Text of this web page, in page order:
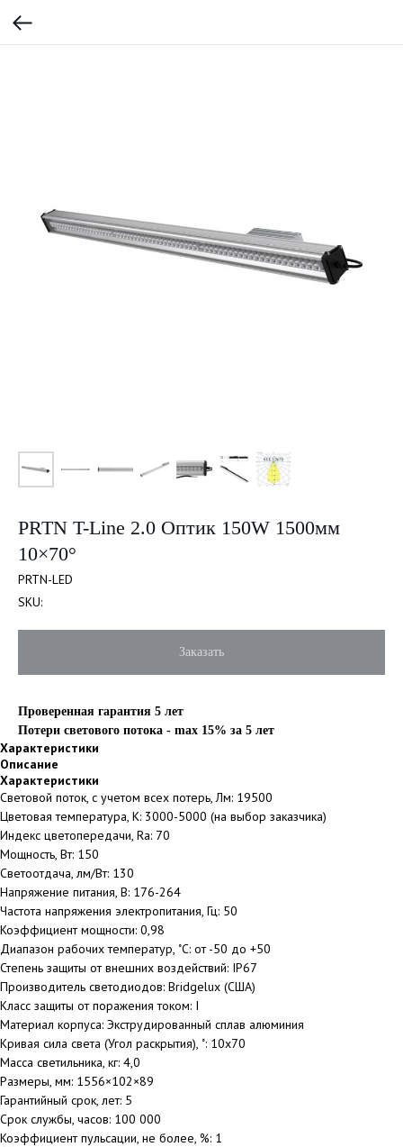
PRTN T-Line 2.0 Оптик 150W 1500мм
10×70°
PRTN-LED
SKU:
Заказать
Проверенная гарантия 5 лет
Потери светового потока - max 15% за 5 лет
Характеристики
Описание
Характеристики
Световой поток, с учетом всех потерь, Лм: 19500
Цветовая температура, К: 3000-5000 (на выбор заказчика)
Индекс цветопередачи, Ra: 70
Мощность, Вт: 150
Светоотдача, лм/Вт: 130
Напряжение питания, В: 176-264
Частота напряжения электропитания, Гц: 50
Коэффициент мощности: 0,98
Диапазон рабочих температур, ˚С: от -50 до +50
Степень защиты от внешних воздействий: IP67
Производитель светодиодов: Bridgelux (США)
Класс защиты от поражения током: I
Материал корпуса: Экструдированный сплав алюминия
Кривая сила света (Угол раскрытия), ˚: 10х70
Масса светильника, кг: 4,0
Размеры, мм: 1556×102×89
Гарантийный срок, лет: 5
Срок службы, часов: 100 000
Коэффициент пульсации, не более, %: 1